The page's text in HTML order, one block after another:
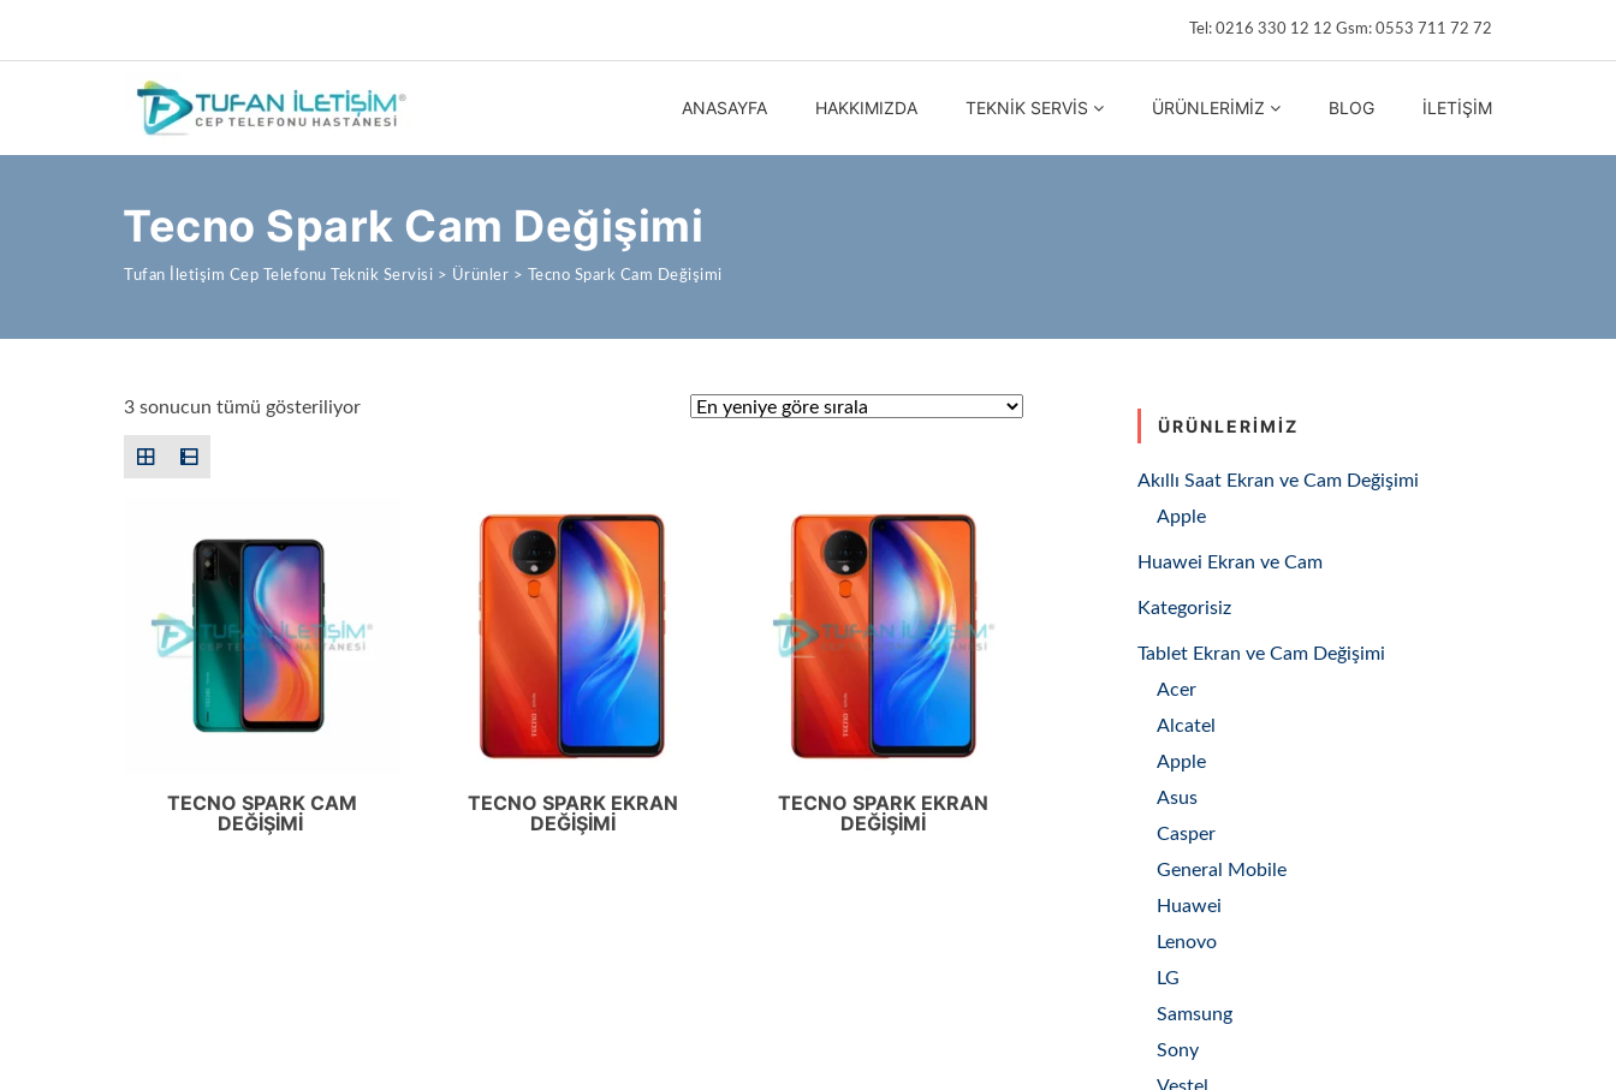
Tel: 0216 330 12 12 Gsm: 0553 711 72 72
ANASAYFA HAKKIMIZDA TEKNIK SERVIS ÜRÜNLERIMIZ BLOG İLETIŞIM
Tecno Spark Cam Değişimi
Tufan İletişim Cep Telefonu Teknik Servisi > Ürünler > Tecno Spark Cam Değişimi
3 sonucun tümü gösteriliyorEn yeniye göre sıralandı
TECNO SPARK CAM
DEĞIŞIMI
TECNO SPARK EKRAN
DEĞIŞIMI
TECNO SPARK EKRAN
DEĞIŞIMI
ÜRÜNLERIMIZ
Akıllı Saat Ekran ve Cam Değişimi
Apple
Huawei Ekran ve Cam
Kategorisiz
Tablet Ekran ve Cam Değişimi
Acer
Alcatel
Apple
Asus
Casper
General Mobile
Huawei
Lenovo
LG
Samsung
Sony